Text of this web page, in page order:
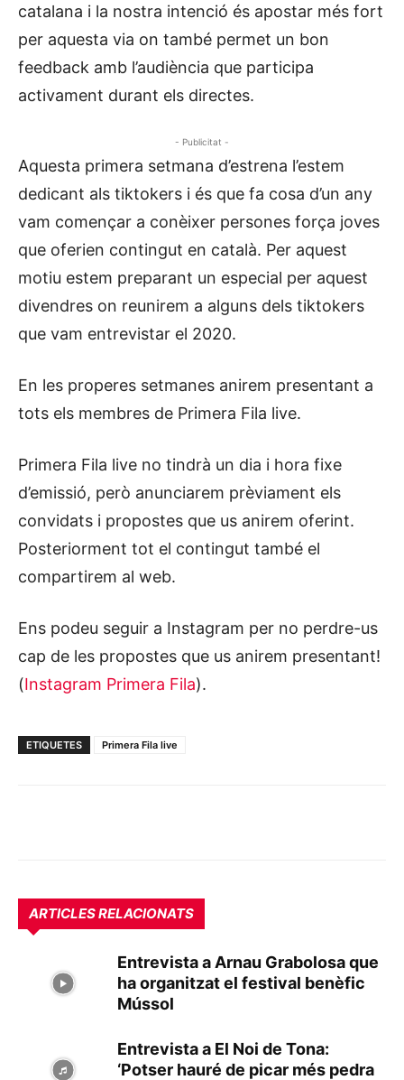
catalana i la nostra intenció és apostar més fort
per aquesta via on també permet un bon
feedback amb l’audiència que participa
activament durant els directes.
- Publicitat -
Aquesta primera setmana d’estrena l’estem
dedicant als tiktokers i és que fa cosa d’un any
vam començar a conèixer persones força joves
que oferien contingut en català. Per aquest
motiu estem preparant un especial per aquest
divendres on reunirem a alguns dels tiktokers
que vam entrevistar el 2020.
En les properes setmanes anirem presentant a
tots els membres de Primera Fila live.
Primera Fila live no tindrà un dia i hora fixe
d’emissió, però anunciarem prèviament els
convidats i propostes que us anirem oferint.
Posteriorment tot el contingut també el
compartirem al web.
Ens podeu seguir a Instagram per no perdre-us
cap de les propostes que us anirem presentant!
(Instagram Primera Fila).
ETIQUETES Primera Fila live
ARTICLES RELACIONATS
Entrevista a Arnau Grabolosa que
ha organitzat el festival benèfic
Mússol
Entrevista a El Noi de Tona:
‘Potser hauré de picar més pedra